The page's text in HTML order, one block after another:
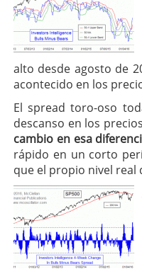
alto desde agosto de
acontecido en los
El spread toro-oso
descanso en los
cambio en esa
rápido en un corto
que el propio nivel real